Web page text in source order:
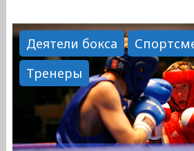
Васильевич"
Деятели бокса
Тренеры